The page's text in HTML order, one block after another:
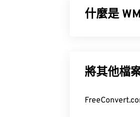
如何開啟
什麼是
新版本：WMA
將其他檔